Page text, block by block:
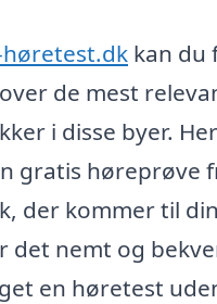
kan du
de mest
i disse byer.
gratis høreprøve
der kommer til
det nemt og
en høretest